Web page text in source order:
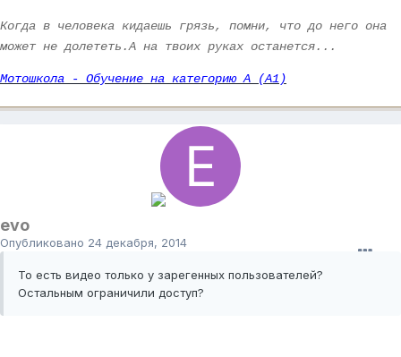
Когда в человека кидаешь грязь, помни, что до него она
может не долететь.А на твоих руках останется...
Мотошкола - Обучение на категорию А (А1)
evo
Опубликовано 24 декабря, 2014
То есть видео только у зарегенных пользователей?
Остальным ограничили доступ?